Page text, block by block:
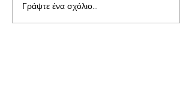
Γράψτε ένα σχόλιο...